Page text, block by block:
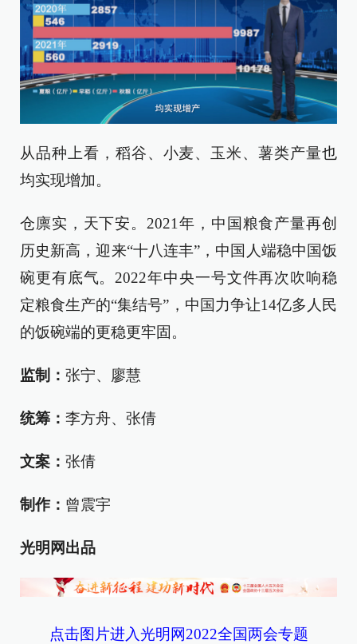
从品种上看，稻谷、小麦、玉米、薯类产量也
均实现增加。
仓廪实，天下安。2021年，中国粮食产量再创
历史新高，迎来“十八连丰”，中国人端稳中国饭
碗更有底气。2022年中央一号文件再次吹响稳
定粮食生产的“集结号”，中国力争让14亿多人民
的饭碗端的更稳更牢固。
监制： 张宁、廖慧
统筹： 李方舟、张倩
文案： 张倩
制作： 曾震宇
光明网出品
点击图片进入光明网2022全国两会专题